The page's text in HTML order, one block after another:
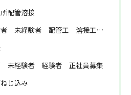
配管溶接
未経験者 配管工 溶接工 正社員募集
未経験者 経験者 正社員募集
じ込み